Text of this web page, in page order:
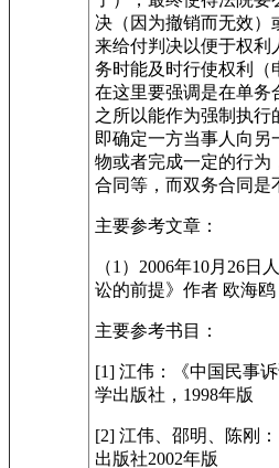
决（因为撤销而无效）
来给付判决以便于权利
务时能及时行使权利（
在这里要强调是在单务
之所以能作为强制执行
即确定一方当事人向
物或者完成一定的行为
合同等，而双务合同是
主要参考文章：
（1）2006年10月26
讼的前提》作者 欧海鸥
主要参考书目：
[1] 江伟：《中国民事
学出版社，1998年版
[2] 江伟、邵明、陈刚
出版社2002年版